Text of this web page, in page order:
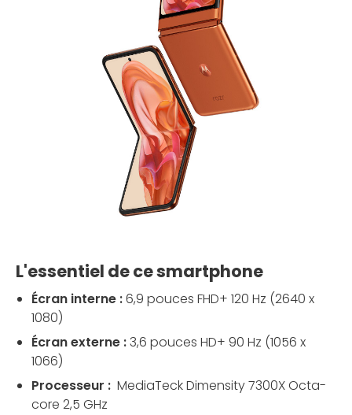
L'essentiel de ce smartphone
Écran interne :6,9 pouces FHD+ 120 Hz (2640 x
1080)
Écran externe :3,6 pouces HD+ 90 Hz (1056 x
1066)
Processeur : MediaTeck Dimensity 7300X Octa-
core 2,5 GHz